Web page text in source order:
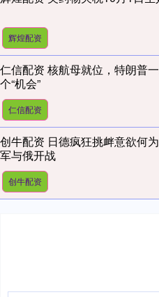
辉煌配资
仁信配资 核航母就位，特朗普
个“机会”
仁信配资
创牛配资 日德疯狂挑衅意欲何
军与俄开战
创牛配资